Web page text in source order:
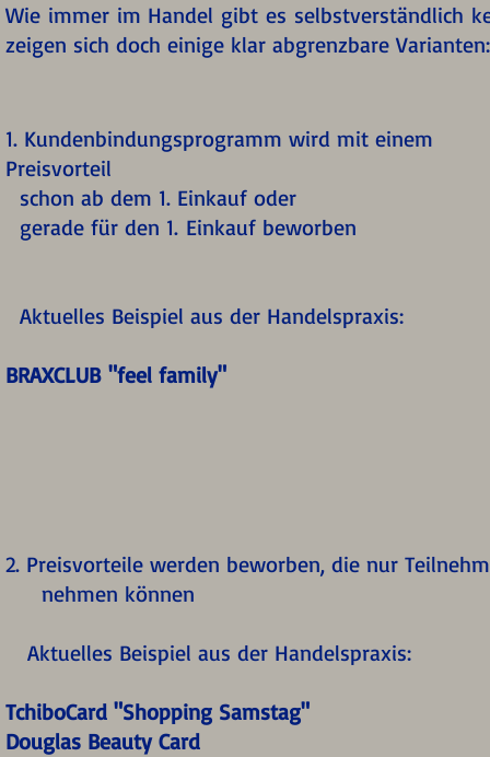
Wie immer im Handel gibt es selbstverständlich
zeigen sich doch einige klar abgrenzbare Varianten:
1. Kundenbindungsprogramm wird mit einem
Preisvorteil
schon ab dem 1. Einkauf oder
gerade für den 1. Einkauf beworben
Aktuelles Beispiel aus der Handelspraxis:
BRAXCLUB "feel family"
2. Preisvorteile werden beworben, die nur
nehmen können
Aktuelles Beispiel aus der Handelspraxis:
TchiboCard "Shopping Samstag"
Douglas Beauty Card